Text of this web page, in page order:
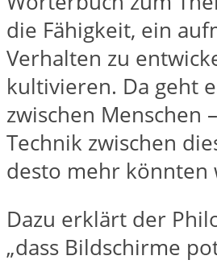
die Fähigkeit, ein
Verhalten zu
kultivieren. Da geht
zwischen Menschen
Technik zwischen
desto mehr könnten
Dazu erklärt der
„dass Bildschirme